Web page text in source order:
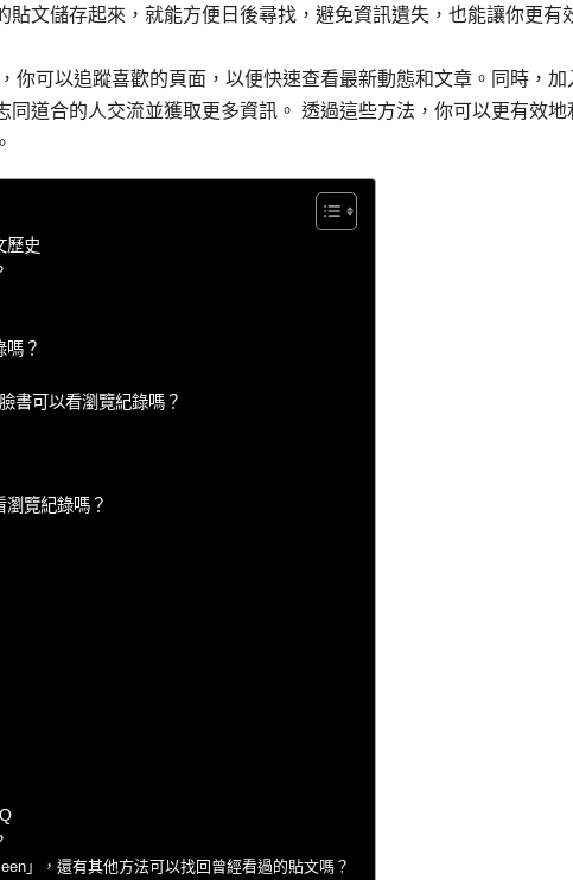
貼文儲存起來，就能方便日後尋找，避免資訊遺失，也能讓你更有
你可以追蹤喜歡的頁面，以便快速查看最新動態和文章。同時，加
同道合的人交流並獲取更多資訊。 透過這些方法，你可以更有效地
歷史
嗎？
書可以看瀏覽紀錄嗎？
覽紀錄嗎？
」，還有其他方法可以找回曾經看過的貼文嗎？